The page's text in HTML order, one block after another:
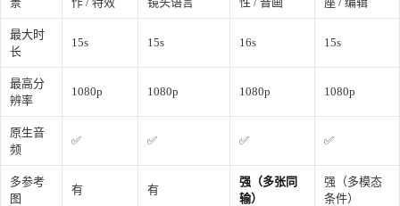
最大时
长
15s 15s 16s 15s
最高分
辨率
1080p 1080p 1080p 1080p
原生音
频
✅ ✅ ✅ ✅
多参考
图
有 有
强（多张同
输）
强（多模态
条件）